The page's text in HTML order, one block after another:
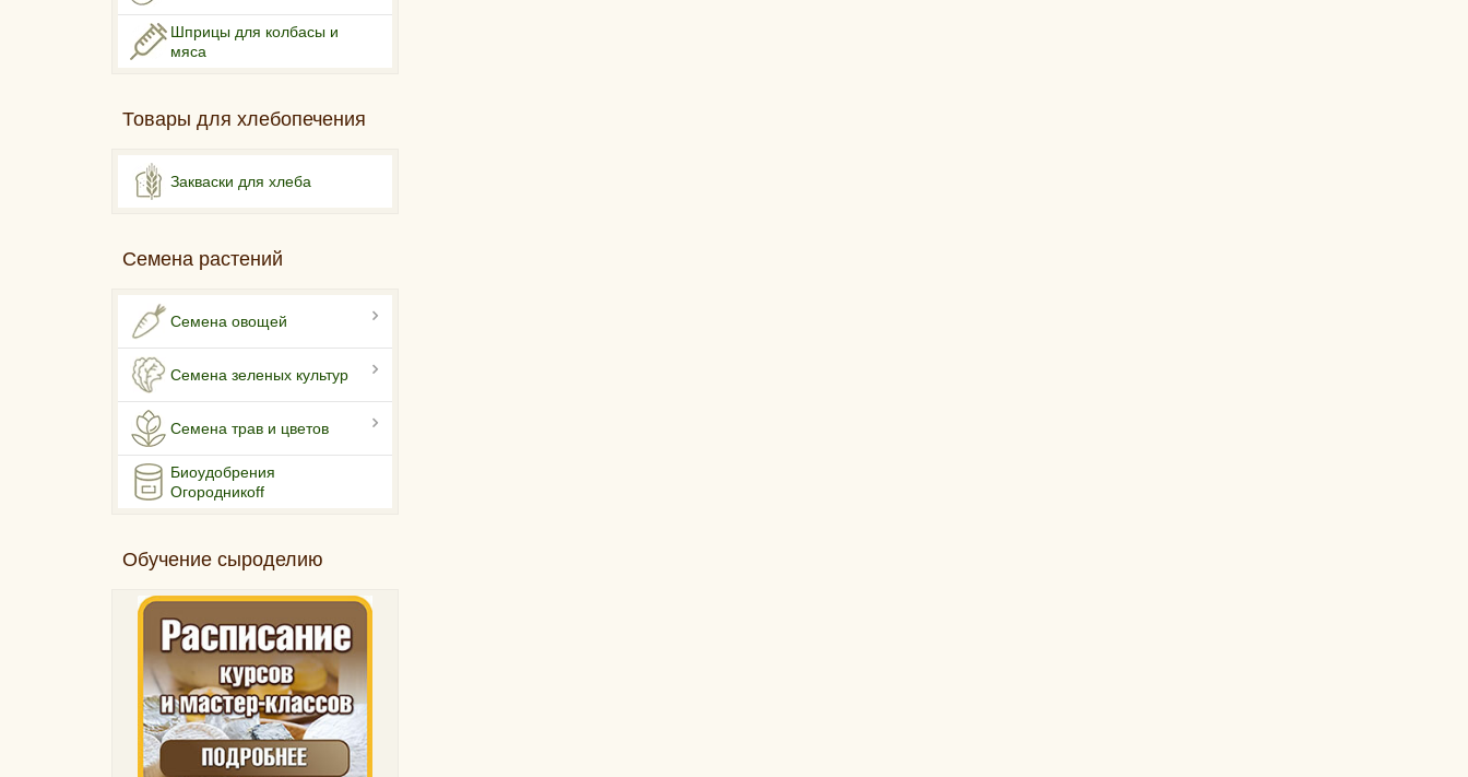
Шприцы для колбасы и
мяса
Товары для хлебопечения
Закваски для хлеба
Семена растений
Семена овощей
Семена зеленых культур
Семена трав и цветов
Биоудобрения
Огородникоff
Обучение сыроделию